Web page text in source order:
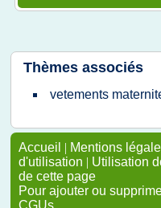
Thèmes associés
vetements
Accueil | Mentions
d'utilisation | Utilisation
de cette page
Pour ajouter ou
CGUs